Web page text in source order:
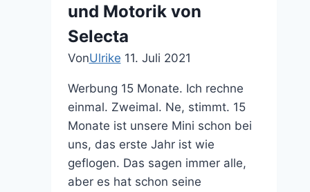
und Motorik von
Selecta
VonUlrike 11. Juli 2021
Werbung 15 Monate. Ich rechne
einmal. Zweimal. Ne, stimmt. 15
Monate ist unsere Mini schon bei
uns, das erste Jahr ist wie
geflogen. Das sagen immer alle,
aber es hat schon seine